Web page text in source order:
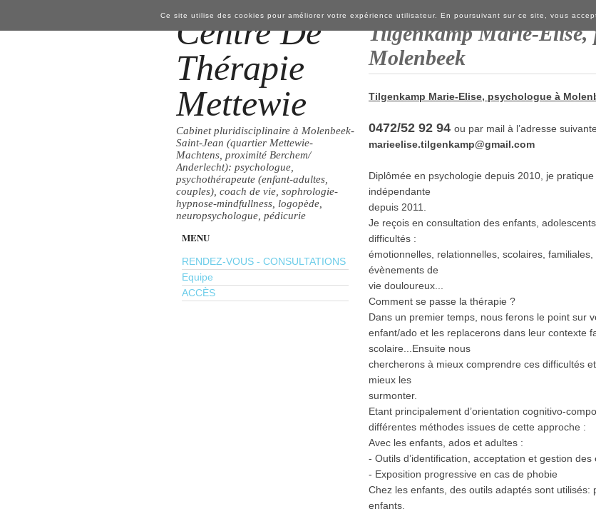
Centre De
Thérapie
Mettewie
Cabinet pluridisciplinaire à Molenbeek-
Saint-Jean (quartier Mettewie-
Machtens, proximité Berchem/
Anderlecht): psychologue,
psychothérapeute (enfant-adultes,
couples), coach de vie, sophrologie-
hypnose-mindfullness, logopède,
neuropsychologue, pédicurie
MENU
RENDEZ-VOUS - CONSULTATIONS
Equipe
ACCÈS
Tilgenkamp Marie-Elise,
Molenbeek
Tilgenkamp Marie-Elise, psychologue à
0472/52 92 94 ou par mail à l’adresse
marieelise.tilgenkamp@gmail.com
Diplômée en psychologie depuis 2010, je
indépendante
depuis 2011.
Je reçois en consultation des enfants,
difficultés :
émotionnelles, relationnelles, scolaires,
évènements de
vie douloureux...
Comment se passe la thérapie ?
Dans un premier temps, nous ferons le point sur
enfant/ado et les replacerons dans leur contexte
scolaire...Ensuite nous
chercherons à mieux comprendre ces difficultés
mieux les
surmonter.
Etant principalement d’orientation cognitivo-
différentes méthodes issues de cette approche :
Avec les enfants, ados et adultes :
- Outils d’identification, acceptation et gestion des
- Exposition progressive en cas de phobie
Chez les enfants, des outils adaptés sont utilisés:
enfants,
Ce site utilise des cookies pour améliorer votre expérience utilisateur. En poursuivant sur ce site, vous